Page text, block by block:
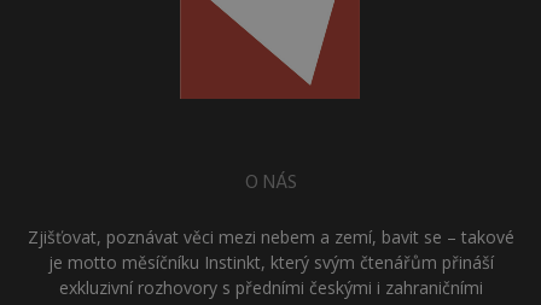
O NÁS
Zjišťovat, poznávat věci mezi nebem a zemí, bavit se – takové
je motto měsíčníku Instinkt, který svým čtenářům přináší
exkluzivní rozhovory s předními českými i zahraničními